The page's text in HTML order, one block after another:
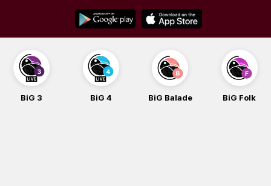
content
BiG 3 BiG 4 BiG Balade BiG Folk